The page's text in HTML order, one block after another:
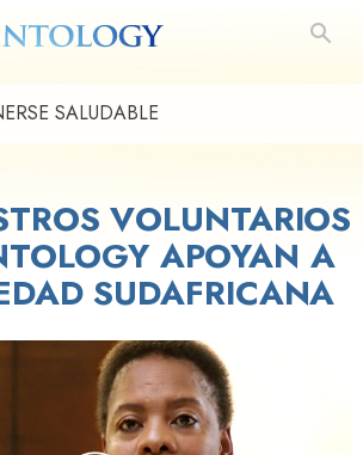
SALUDABLE
VOLUNTARIOS
APOYAN A
SUDAFRICANA